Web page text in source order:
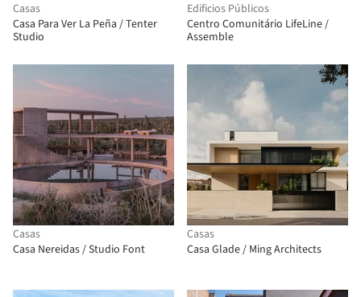
Casas
Casa Para Ver La Peña / Tenter
Studio
Edificios Públicos
Centro Comunitário LifeLine /
Assemble
Casas
Casa Nereidas / Studio Font
Casas
Casa Glade / Ming Architects